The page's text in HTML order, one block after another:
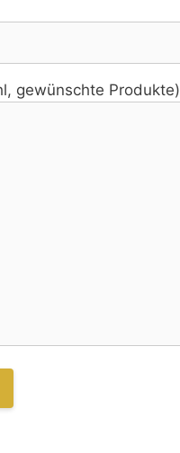
gewünschte Produkte)